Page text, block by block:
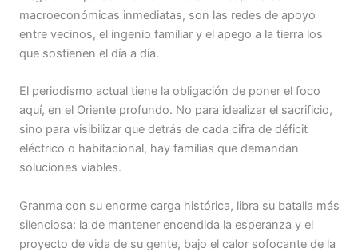
macroeconómicas inmediatas, son las redes de apoyo
entre vecinos, el ingenio familiar y el apego a la tierra los
que sostienen el día a día.
El periodismo actual tiene la obligación de poner el foco
aquí, en el Oriente profundo. No para idealizar el sacrificio,
sino para visibilizar que detrás de cada cifra de déficit
eléctrico o habitacional, hay familias que demandan
soluciones viables.
Granma con su enorme carga histórica, libra su batalla más
silenciosa: la de mantener encendida la esperanza y el
proyecto de vida de su gente, bajo el calor sofocante de la